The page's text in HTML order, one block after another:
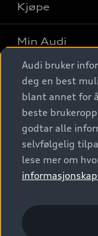
Finn din Audi
Sammenlign
Elbiler
SUV
Stasjonsvogn
Sportback
S/RS
Konseptbiler og
Kjøpe
Kjøpshjelp
Biler på lager
Finn forhandler
Bestill
Kontakt forhandler
Bilgarantier
Min Audi
Behold
Audi Originalt
Verkstedtjenester
Digitale
Audi digitale
Audi connect
Functions on
Kom i gang med
Audi Norge
Kundeservice
Audi Driving
© 2026 AUDI
Imprint
Audi bruker
deg en best
blant annet for
beste
godtar alle
selvfølgelig
lese mer om